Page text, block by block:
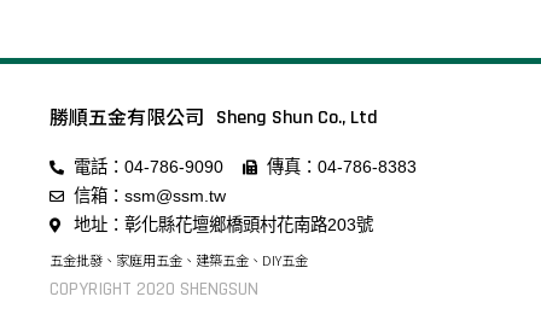
勝順五金有限公司 Sheng Shun Co., Ltd
電話：04-786-9090
傳真：04-786-8383
信箱：ssm@ssm.tw
地址：彰化縣花壇鄉橋頭村花南路203號
五金批發、家庭用五金、建築五金、DIY五金
COPYRIGHT 2020 SHENGSUN